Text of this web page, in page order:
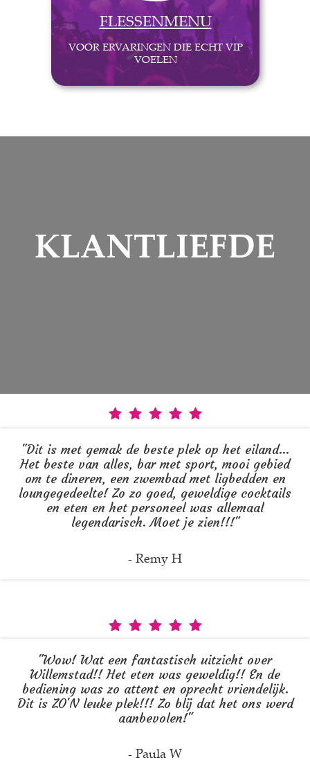
FLESSENMENU
VOOR ERVARINGEN DIE ECHT VIP
VOELEN
KLANTLIEFDE
"Dit is met gemak de beste plek op het eiland...
Het beste van alles, bar met sport, mooi gebied
om te dineren, een zwembad met ligbedden en
loungegedeelte! Zo zo goed, geweldige cocktails
en eten en het personeel was allemaal
legendarisch. Moet je zien!!!"
- Remy H
"Wow! Wat een fantastisch uitzicht over
Willemstad!! Het eten was geweldig!! En de
bediening was zo attent en oprecht vriendelijk.
Dit is ZO'N leuke plek!!! Zo blij dat het ons werd
aanbevolen!"
- Paula W